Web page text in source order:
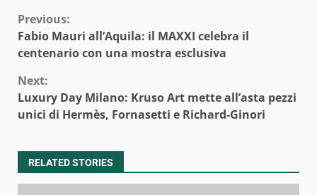
Continue
Reading
Previous:
Fabio Mauri all’Aquila: il MAXXI celebra il
centenario con una mostra esclusiva
Next:
Luxury Day Milano: Kruso Art mette all’asta pezzi
unici di Hermès, Fornasetti e Richard-Ginori
RELATED STORIES